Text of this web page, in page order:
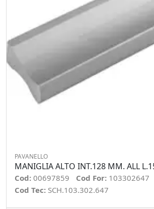
PAVANELLO
MANIGLIA ALTO INT.128 MM. ALL
Cod: 00697859 Cod For: 103302647
Cod Tec: SCH.103.302.647